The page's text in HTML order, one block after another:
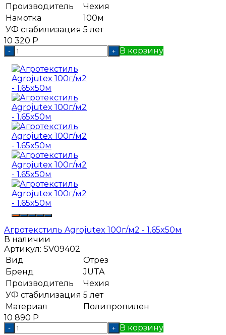
Производитель
Чехия
Намотка
100м
УФ стабилизация 5 лет
10 320 Р
- + В корзину
Агротекстиль Agrojutex 100г/м2 - 1.65x50м
В наличии
Артикул: SV09402
Вид
Отрез
Бренд
JUTA
Производитель
Чехия
УФ стабилизация 5 лет
Материал
Полипропилен
10 890 Р
- + В корзину